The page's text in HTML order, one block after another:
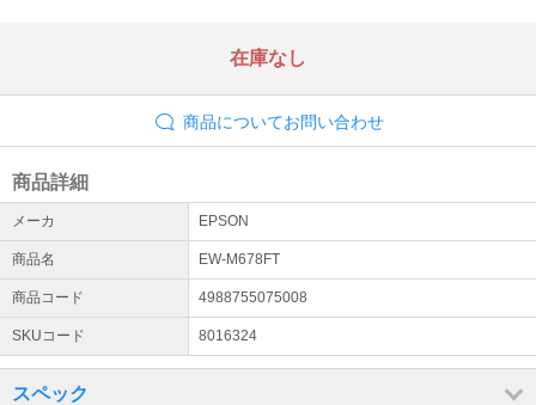
在庫なし
商品についてお問い合わせ
商品詳細
メーカ EPSON
商品名 EW-M678FT
商品コード 4988755075008
SKUコード 8016324
スペック